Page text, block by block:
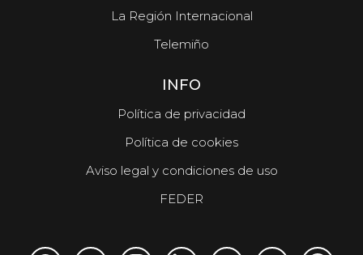
La Región Internacional
Telemiño
INFO
Política de privacidad
Política de cookies
Aviso legal y condiciones de uso
FEDER